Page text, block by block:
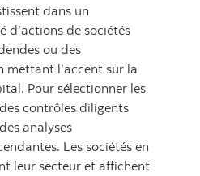
dans un
d’actions de sociétés
ou des
l’accent sur la
Pour sélectionner les
contrôles diligents
analyses
Les sociétés en
leur secteur et affichent